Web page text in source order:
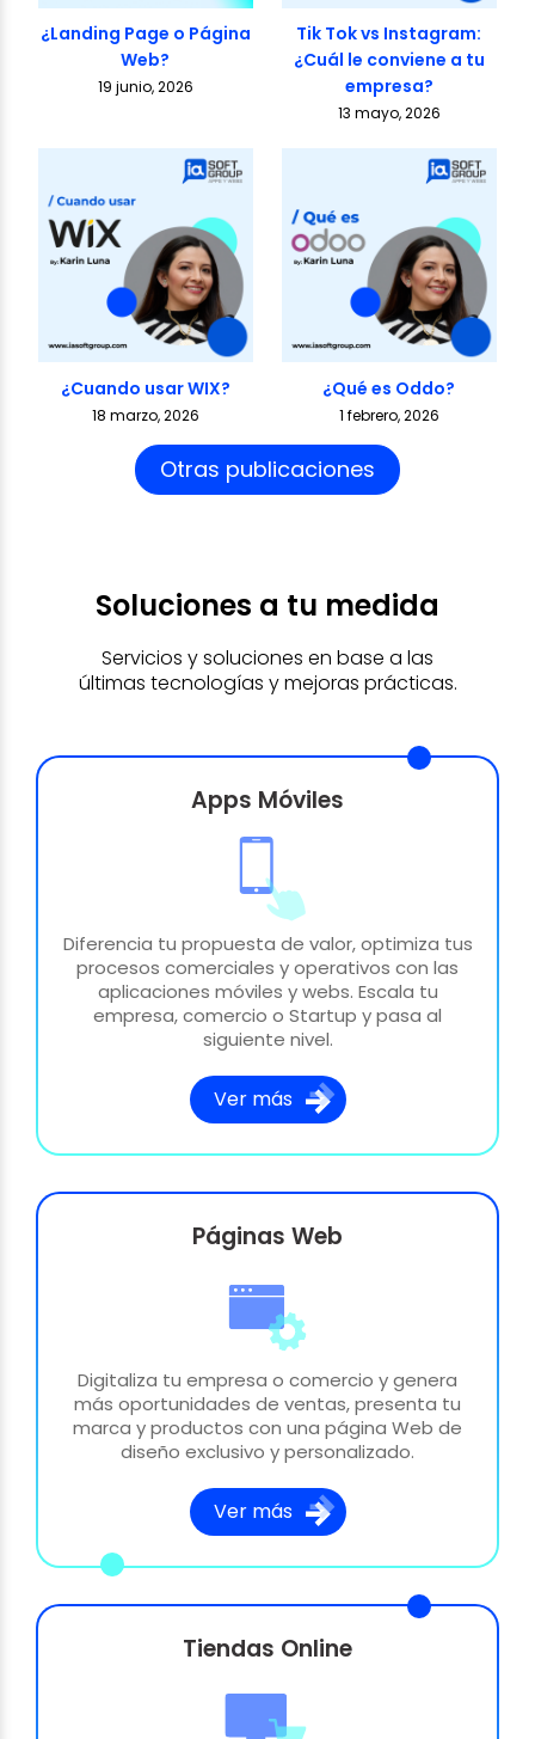
¿Landing Page o Página
Web?
19 junio, 2026
Tik Tok vs Instagram:
¿Cuál le conviene a tu
empresa?
13 mayo, 2026
¿Cuando usar WIX?
18 marzo, 2026
¿Qué es Oddo?
1 febrero, 2026
Otras publicaciones
Soluciones a tu medida
Servicios y soluciones en base a las
últimas tecnologías y mejoras prácticas.
Apps Móviles
Diferencia tu propuesta de valor, optimiza tus
procesos comerciales y operativos con las
aplicaciones móviles y webs. Escala tu
empresa, comercio o Startup y pasa al
siguiente nivel.
Ver más
Páginas Web
Digitaliza tu empresa o comercio y genera
más oportunidades de ventas, presenta tu
marca y productos con una página Web de
diseño exclusivo y personalizado.
Ver más
Tiendas Online